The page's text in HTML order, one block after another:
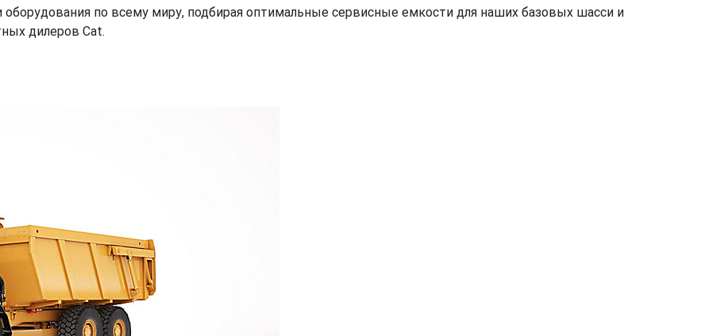
оборудования по всему миру, подбирая оптимальные сервисные емкости для наших базовых шасси и
дилеров Cat.